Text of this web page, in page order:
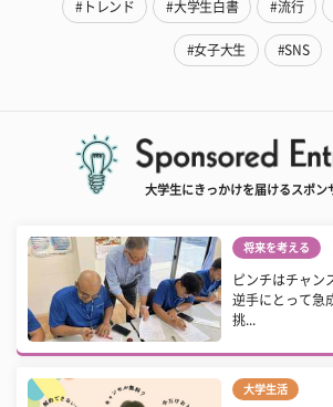
#トレンド #大学生白書 #流行
#女子大生 #SNS
大学生にきっかけを届けるスポン
将来を考える
ピンチはチャン
逆手にとって急
挑...
大学生活